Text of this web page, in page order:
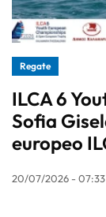
Regate
ILCA 6
Sofia
europeo
20/07/2026 - 07:33